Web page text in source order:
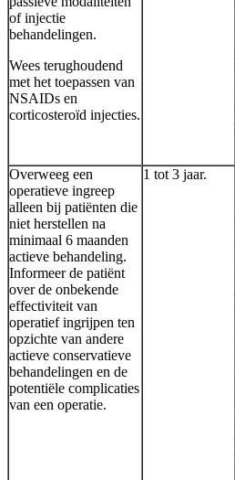
of injectie
behandelingen.
Wees terughoudend
met het toepassen van
NSAIDs en
corticosteroïd injecties.
Overweeg een
operatieve ingreep
alleen bij patiënten die
niet herstellen na
minimaal 6 maanden
actieve behandeling.
Informeer de patiënt
over de onbekende
effectiviteit van
operatief ingrijpen ten
opzichte van andere
actieve conservatieve
behandelingen en de
potentiële complicaties
van een operatie.
1 tot 3 jaar.